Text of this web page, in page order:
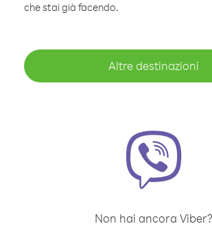
che stai già facendo.
Altre destinazioni
Non hai ancora Viber?